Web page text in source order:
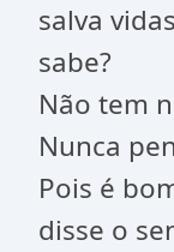
salva
sabe?
Não tem
Nunca
Pois é
disse o